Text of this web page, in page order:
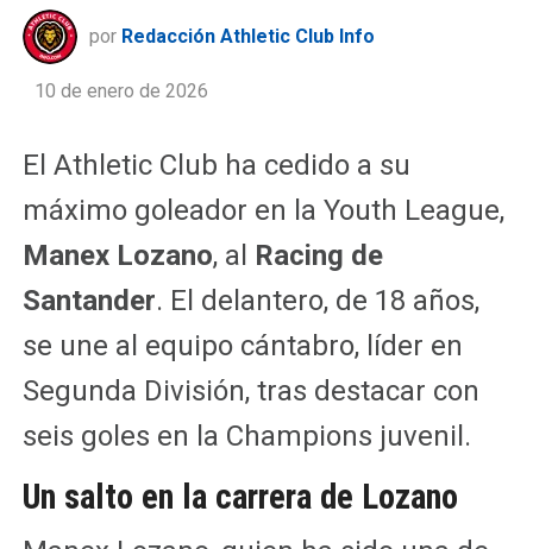
por Redacción Athletic Club Info
10 de enero de 2026
El Athletic Club ha cedido a su
máximo goleador en la Youth League,
Manex Lozano, al Racing de
Santander. El delantero, de 18 años,
se une al equipo cántabro, líder en
Segunda División, tras destacar con
seis goles en la Champions juvenil.
Un salto en la carrera de Lozano